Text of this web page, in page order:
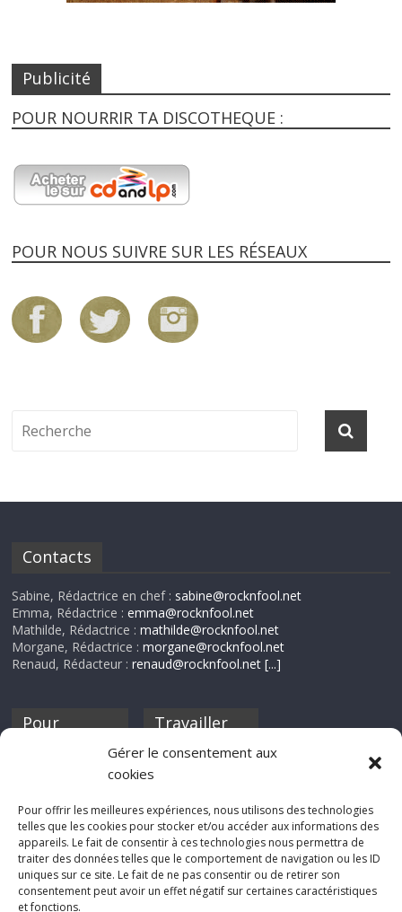
Gérer le consentement aux
cookies
Pour offrir les meilleures expériences, nous utilisons des technologies
telles que les cookies pour stocker et/ou accéder aux informations des
appareils. Le fait de consentir à ces technologies nous permettra de
traiter des données telles que le comportement de navigation ou les ID
uniques sur ce site. Le fait de ne pas consentir ou de retirer son
consentement peut avoir un effet négatif sur certaines caractéristiques
et fonctions.
Publicité
POUR NOURRIR TA DISCOTHEQUE :
POUR NOUS SUIVRE SUR LES RÉSEAUX
Contacts
Sabine, Rédactrice en chef : sabine@rocknfool.net
Emma, Rédactrice :emma@rocknfool.net
Mathilde, Rédactrice :mathilde@rocknfool.net
Morgane, Rédactrice :morgane@rocknfool.net
Renaud, Rédacteur :renaud@rocknfool.net [...]
Pour
discothèque
Travailler
Si tu souhaites
Rocknfool, n'hésite
pas à nous envoyer
tes chroniques de
concerts, de films,
séries ou des billets
d'humeur :